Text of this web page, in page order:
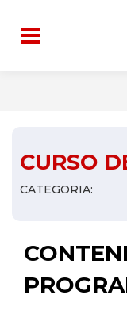
CURSO
CATEGORIA: